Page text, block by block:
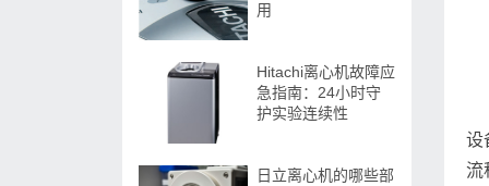
设
流
用
Hitachi离心机故障应
急指南：24小时守
护实验连续性
日立离心机的哪些部